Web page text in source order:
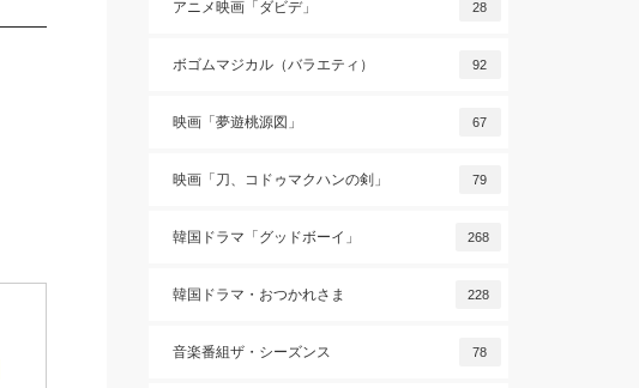
アニメ映画「ダビデ」 28
ボゴムマジカル（バラエティ） 92
映画「夢遊桃源図」 67
映画「刀、コドゥマクハンの剣」 79
韓国ドラマ「グッドボーイ」 268
韓国ドラマ・おつかれさま 228
音楽番組ザ・シーズンス 78